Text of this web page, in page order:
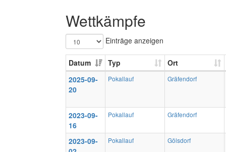
Wettkämpfe
Einträge anzeigen
Datum Typ
Ort
2025-09-
20
Pokallauf Gräfendorf
2023-09-
16
Pokallauf Gräfendorf
2023-09-
Pokallauf Gölsdorf